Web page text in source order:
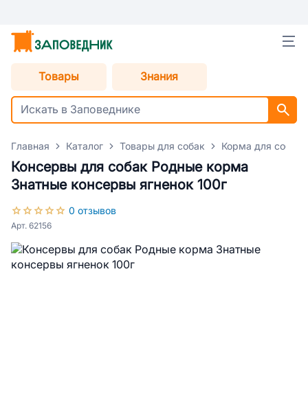
Товары Знания
Главная Каталог Товары для собак Корма для собак
Консервы для собак Родные корма
Знатные консервы ягненок 100г
0 отзывов
Арт. 62156